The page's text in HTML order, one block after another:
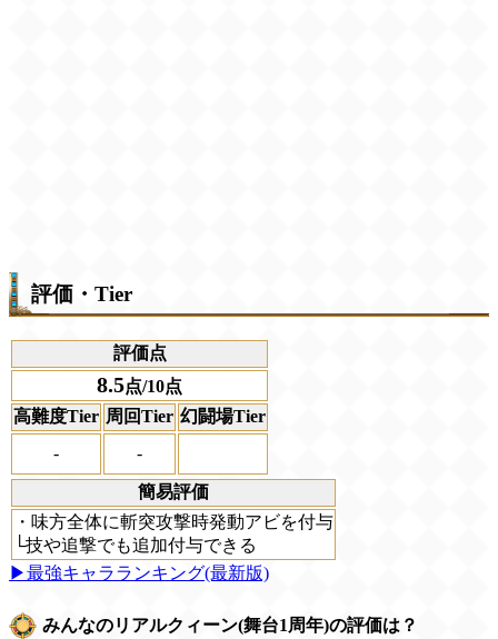
評価・Tier
評価点
8.5点/10点
高難度Tier 周回Tier 幻闘場Tier
-
-
簡易評価
・味方全体に斬突攻撃時発動アビを付与
└技や追撃でも追加付与できる
▶最強キャラランキング(最新版)
みんなのリアルクィーン(舞台1周年)の評価は？